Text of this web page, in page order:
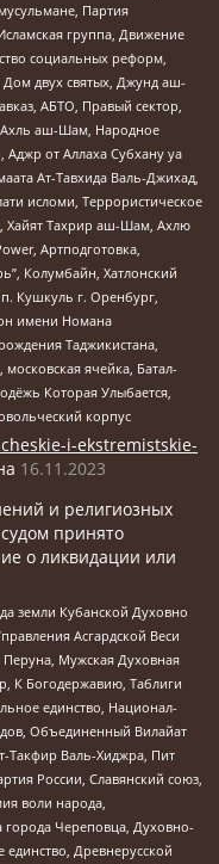
Партия
группа, Движение
социальных реформ,
двух святых, Джунд аш-
АБТО, Правый сектор,
Ахль аш-Шам, Народное
от Аллаха Субхану уа
Ат-Тавхида Валь-Джихад,
исломи, Террористическое
Хайят Тахрир аш-Шам, Ахлю
Артподготовка,
Колумбайн, Хатлонский
Кушкуль г. Оренбург,
имени Номана
Таджикистана,
ячейка, Батал-
Которая Улыбается,
корпус
i-ekstremistskie-
16.11.2023
и религиозных
принято
о ликвидации или
земли Кубанской Духовно
Асгардской Веси
Мужская Духовная
К Богодержавию, Таблиги
единство, Национал-
Объединенный Вилайат
Такфир Валь-Хиджра, Пит
России, Славянский союз,
воли народа,
города Череповца, Духовно-
Древнерусской